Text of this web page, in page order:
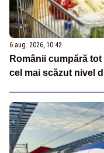
6 aug. 2026, 10:42
Românii cumpără
cel mai scăzut nivel